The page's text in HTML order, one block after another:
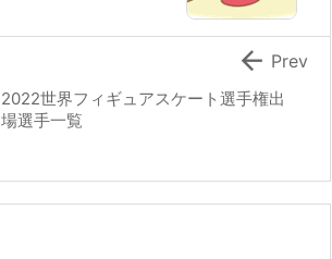
2022世界フィギュアスケート選手権出
場選手一覧
 Prev